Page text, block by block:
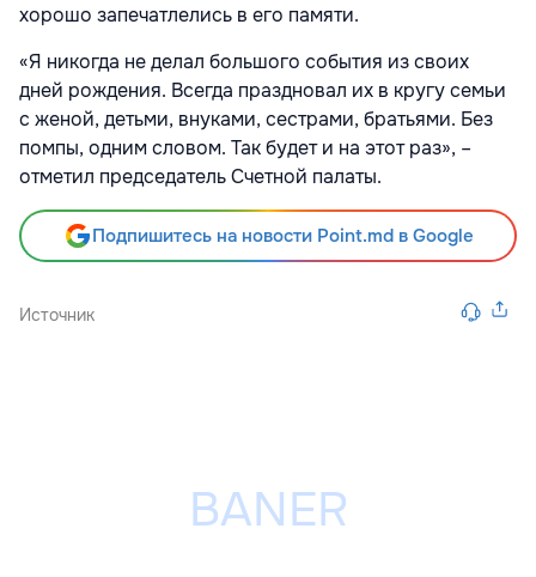
хорошо запечатлелись в его памяти.
«Я никогда не делал большого события из своих
дней рождения. Всегда праздновал их в кругу семьи
с женой, детьми, внуками, сестрами, братьями. Без
помпы, одним словом. Так будет и на этот раз», –
отметил председатель Счетной палаты.
Подпишитесь на новости Point.md в Google
Источник